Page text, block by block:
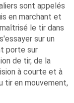
sont appelés
en marchant et
le tir dans
sur un
porte sur
de tir, de la
à courte et à
tir en mouvement,